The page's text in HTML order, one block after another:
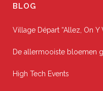
BLOG
Village Départ “Allez, On Y
De allermooiste bloemen
High Tech Events